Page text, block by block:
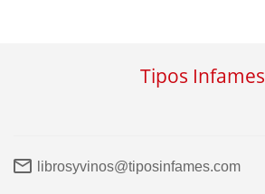
Tipos Infames
librosyvinos@tiposinfames.com